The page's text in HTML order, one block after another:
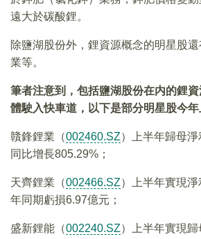
遠大於碳酸鋰。
除鹽湖股份外，鋰資源概念的明星股
業等。
筆者注意到，包括鹽湖股份在内的鋰
體駛入快車道，以下是部分明星股今年
贛鋒鋰業（002460.SZ）上半年歸母淨
同比增長805.29%；
天齊鋰業（002466.SZ）上半年實現
年同期虧損6.97億元；
盛新鋰能（002240.SZ）上半年實現